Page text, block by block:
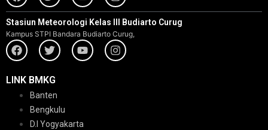
Stasiun Meteorologi Kelas III Budiarto Curug
Kampus STPI Bandara Budiarto Curug,
LINK BMKG
Banten
Bengkulu
D.I Yogyakarta